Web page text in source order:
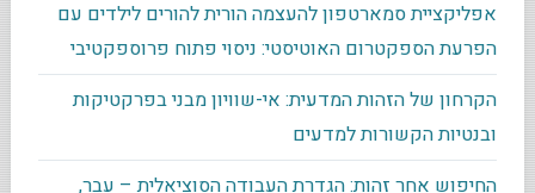
אפליקציית סמארטפון להעצמה הורית להורים לילדים עם
הפרעת הספקטרום האוטיסטי: ניסוי פתוח פרוספקטיבי
הקרחון של הזהות המדעית: אי-שוויון מבני בפרקטיקות
ובנטיות הקשורות למדעים
החיפוש אחר זהות: הגדרת העבודה הסוציאלית – עבר,